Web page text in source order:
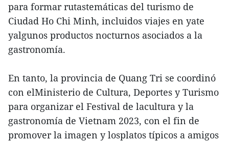
para formar rutastemáticas del turismo de
Ciudad Ho Chi Minh, incluidos viajes en yate
yalgunos productos nocturnos asociados a la
gastronomía.
En tanto, la provincia de Quang Tri se coordinó
con elMinisterio de Cultura, Deportes y Turismo
para organizar el Festival de lacultura y la
gastronomía de Vietnam 2023, con el fin de
promover la imagen y losplatos típicos a amigos